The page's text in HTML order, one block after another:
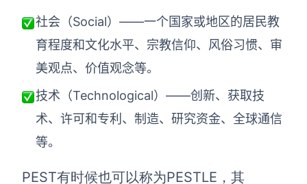
模板社区
私有化部署
社会（Social）——一个国家或地区的居民教
育程度和文化水平、宗教信仰、风俗习惯、审
美观点、价值观念等。
技术（Technological）——创新、获取技
术、许可和专利、制造、研究资金、全球通信
等。
PEST有时候也可以称为PESTLE，其